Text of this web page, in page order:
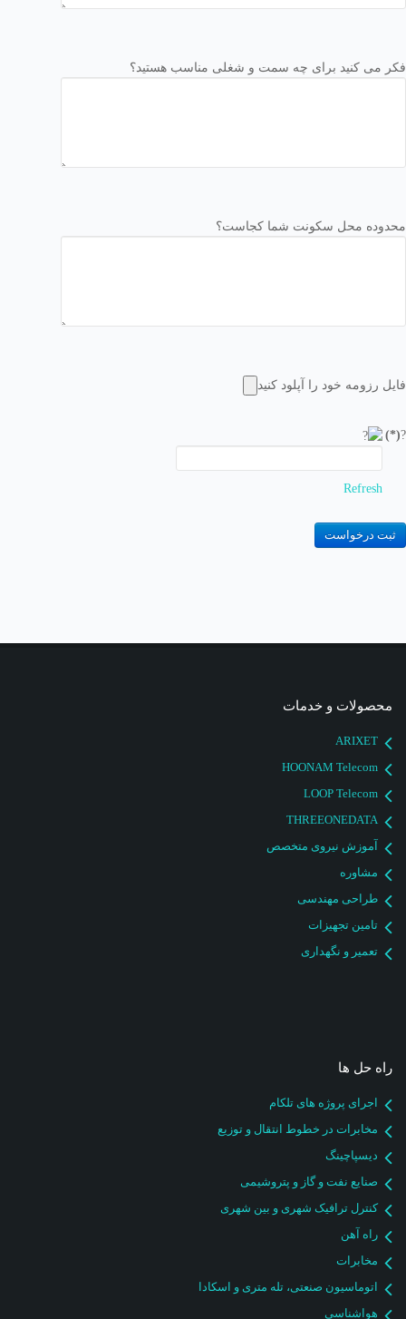
فکر می کنید برای چه سمت و شغلی مناسب هستید؟
محدوده محل سکونت شما کجاست؟
فایل رزومه خود را آپلود کنید
?
(*)
Refresh
ثبت درخواست
محصولات و خدمات
ARIXET
HOONAM Telecom
LOOP Telecom
THREEONEDATA
آموزش نیروی متخصص
مشاوره
طراحی مهندسی
تامین تجهیزات
تعمیر و نگهداری
راه حل ها
اجرای پروژه های تلکام
مخابرات در خطوط انتقال و توزیع
دیسپاچینگ
صنایع نفت و گاز و پتروشیمی
کنترل ترافیک شهری و بین شهری
راه آهن
مخابرات
اتوماسیون صنعتی، تله متری و اسکادا
هواشناسی